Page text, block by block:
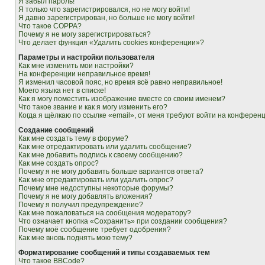
Я только что зарегистрировался, но не могу войти!
Я давно зарегистрирован, но больше не могу войти!
Что такое COPPA?
Почему я не могу зарегистрироваться?
Что делает функция «Удалить cookies конференции»?
Параметры и настройки пользователя
Как мне изменить мои настройки?
На конференции неправильное время!
Я изменил часовой пояс, но время всё равно неправильное!
Моего языка нет в списке!
Как я могу поместить изображение вместе со своим именем?
Что такое звание и как я могу изменить его?
Когда я щёлкаю по ссылке «email», от меня требуют войти на
Создание сообщений
Как мне создать тему в форуме?
Как мне отредактировать или удалить сообщение?
Как мне добавить подпись к своему сообщению?
Как мне создать опрос?
Почему я не могу добавить больше вариантов ответа?
Как мне отредактировать или удалить опрос?
Почему мне недоступны некоторые форумы?
Почему я не могу добавлять вложения?
Почему я получил предупреждение?
Как мне пожаловаться на сообщения модератору?
Что означает кнопка «Сохранить» при создании сообщения?
Почему моё сообщение требует одобрения?
Как мне вновь поднять мою тему?
Форматирование сообщений и типы создаваемых тем
Что такое BBCode?